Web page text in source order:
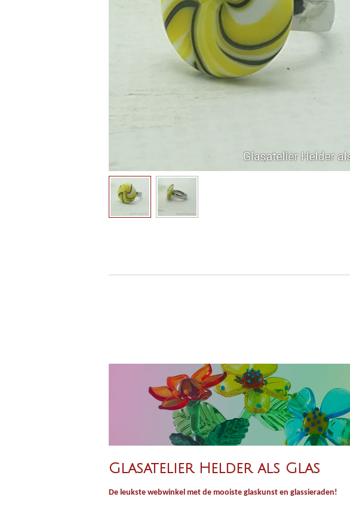
Glasatelier Helder als Glas
De leukste webwinkel met de mooiste glaskunst en glassieraden!